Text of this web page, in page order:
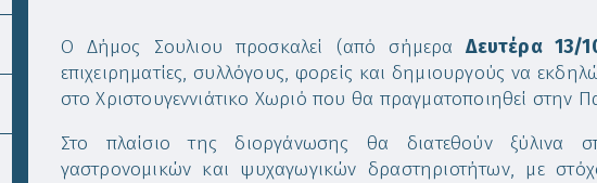
Ο Δήμος Σουλιου προσκαλεί (από σήμεραΔευτέρα 13/
επιχειρηματίες, συλλόγους, φορείς και δημιουργούς να
στο Χριστουγεννιάτικο Χωριό που θα πραγματοποιηθεί στην
Στο πλαίσιο της διοργάνωσης θα διατεθούν ξύλινα
γαστρονομικών και ψυχαγωγικών δραστηριοτήτων, με